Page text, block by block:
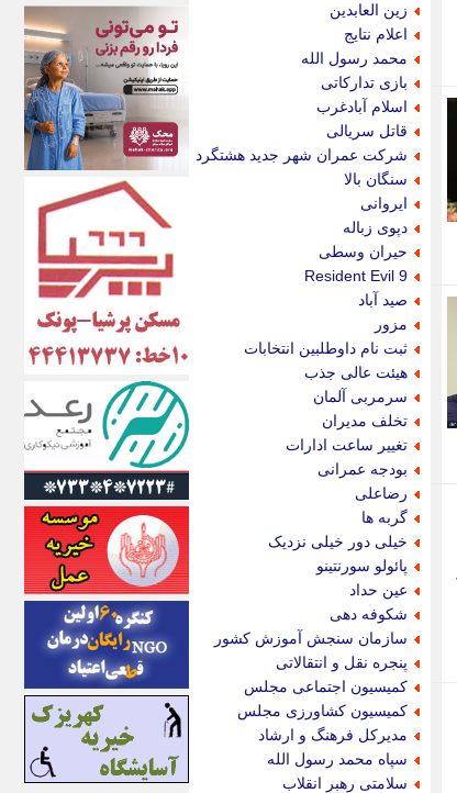
زین العابدین
اعلام نتایج
محمد رسول الله
بازی تدارکاتی
اسلام آبادغرب
قاتل سریالی
شرکت عمران شهر جدید هشتگرد
سنگان بالا
ایروانی
دپوی زباله
حیران وسطی
Resident Evil 9
صید آباد
مزور
ثبت نام داوطلبین انتخابات
هیئت عالی جذب
سرمربی آلمان
تخلف مدیران
تغییر ساعت ادارات
بودجه عمرانی
رضاعلی
گربه ها
خیلی دور خیلی نزدیک
پائولو سورنتینو
عین حداد
شکوفه دهی
سازمان سنجش آموزش کشور
پنجره نقل و انتقالاتی
کمیسیون اجتماعی مجلس
کمیسیون کشاورزی مجلس
مدیرکل فرهنگ و ارشاد
سپاه محمد رسول الله
سلامتی رهبر انقلاب
اکوفارس
اکونگار
اکونیوز
الف
انتشار آنلاین
اندیشه قرن
اندیشه معاصر
اندیشه ها
انرژی پرس
ای استخدام
ایتنا
ایراف
ایران آرت
ایران آنلاین
ایران زندگی
ایران فوری
ایرانی روز
ایرانیتال
ایرنا
ایسکانیوز
ایسنا
ایکنا
ایلنا
اینتیتر
ایونا نیوز
بازتاب آنلاین
باشگاه خبرنگاران
باغستان نیوز
بامبوک
ببین و بخون
بدینسان
بنکر